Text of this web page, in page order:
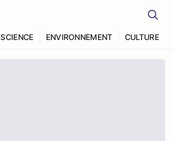
SCIENCE ENVIRONNEMENT CULTURE